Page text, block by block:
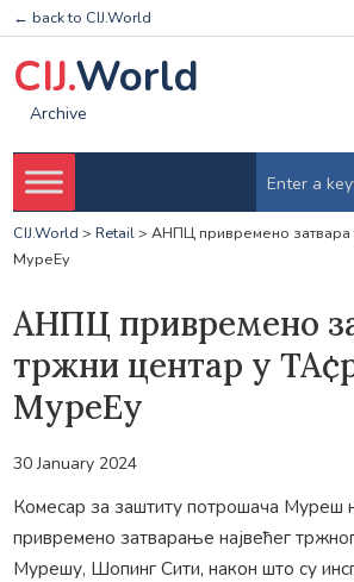
← back to CIJ.World
CIJ.World
Archive
CIJ.World > Retail> АНПЦ привремено затвара
МуреЕу
АНПЦ привремено
тржни центар у
МуреЕу
30 January 2024
Комесар за заштиту потрошача Муреш
привремено затварање највећег
Мурешу, Шопинг Сити, након што су